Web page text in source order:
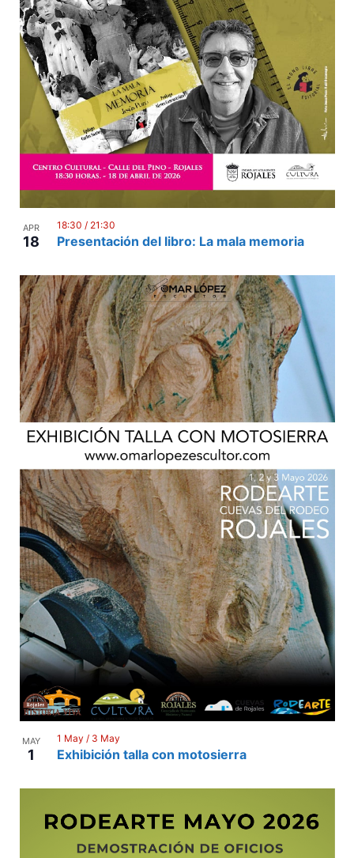
APR
18 Presentación del libro: La mala memoria
18:30 / 21:30
MAY
1 Exhibición talla con motosierra
1 May / 3 May